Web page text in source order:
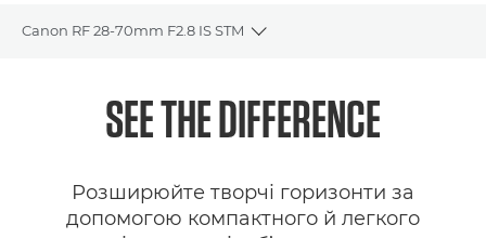
Canon RF 28-70mm F2.8 IS STM
Toggle breadcrumbs
Технічні характеристики
Галерея
SEE THE DIFFERENCE
Розширюйте творчі горизонти за
допомогою компактного й легкого